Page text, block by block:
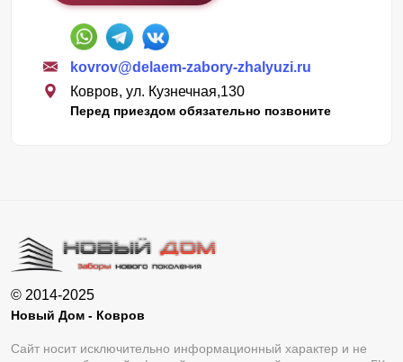
kovrov@delaem-zabory-zhalyuzi.ru
Ковров, ул. Кузнечная,130
Перед приездом обязательно позвоните
© 2014-2025
Новый Дом - Ковров
Сайт носит исключительно информационный характер и не